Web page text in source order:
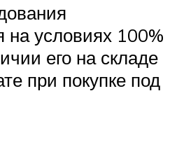
на условиях 100%
его на складе
при покупке под